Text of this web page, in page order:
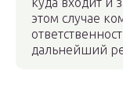
этом случае
дальнейший